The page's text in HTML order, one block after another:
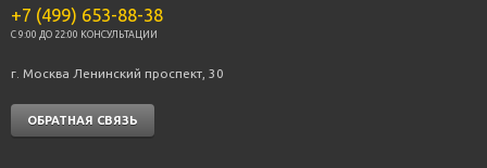
+7 (499) 653-88-38
C 9:00 ДО 22:00 КОНСУЛЬТАЦИИ
г. Москва Ленинский проспект, 30
ОБРАТНАЯ СВЯЗЬ